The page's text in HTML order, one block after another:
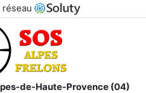
de-Haute-Provence (04)